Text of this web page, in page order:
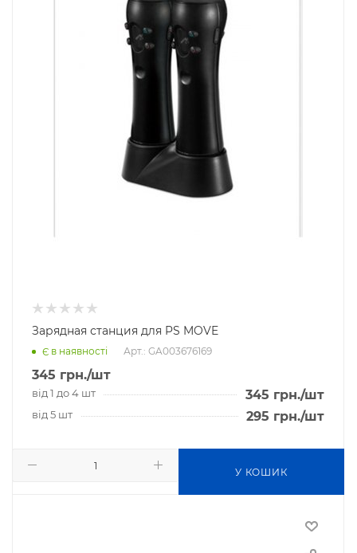
Зарядная станция для PS MOVE
Є в наявності Арт.: GA003676169
345 грн./шт
від 1 до 4 шт 345 грн./шт
від 5 шт 295 грн./шт
У КОШИК